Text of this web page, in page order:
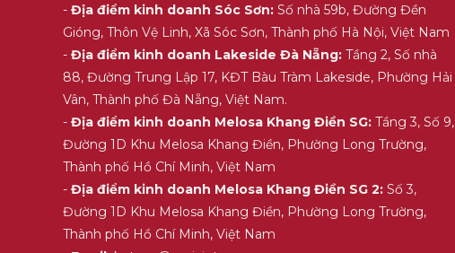
-Địa điểm kinh doanh Sóc Sơn: Số nhà 59b, Đường Đền
Gióng, Thôn Vệ Linh, Xã Sóc Sơn, Thành phố Hà Nội, Việt Nam
-Địa điểm kinh doanh Lakeside Đà Nẵng: Tầng 2, Số nhà
88, Đường Trung Lập 17, KĐT Bàu Tràm Lakeside, Phường Hải
Vân, Thành phố Đà Nẵng, Việt Nam.
-Địa điểm kinh doanh Melosa Khang Điền SG: Tầng 3, Số 9,
Đường 1D Khu Melosa Khang Điền, Phường Long Trường,
Thành phố Hồ Chí Minh, Việt Nam
-Địa điểm kinh doanh Melosa Khang Điền SG 2: Số 3,
Đường 1D Khu Melosa Khang Điền, Phường Long Trường,
Thành phố Hồ Chí Minh, Việt Nam